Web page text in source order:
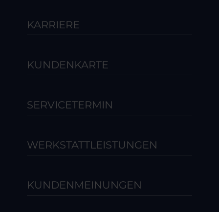
KARRIERE
KUNDENKARTE
SERVICETERMIN
WERKSTATTLEISTUNGEN
KUNDENMEINUNGEN